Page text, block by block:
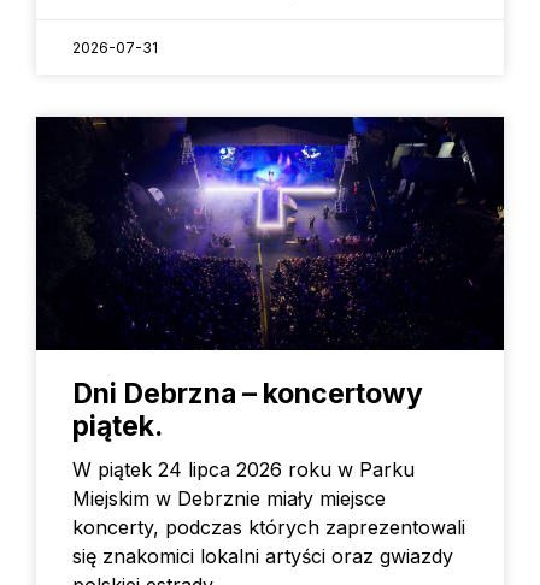
2026-07-31
Dni Debrzna – koncertowy
piątek.
W piątek 24 lipca 2026 roku w Parku
Miejskim w Debrznie miały miejsce
koncerty, podczas których zaprezentowali
się znakomici lokalni artyści oraz gwiazdy